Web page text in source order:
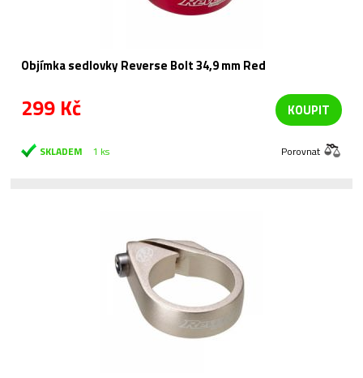
Objímka sedlovky Reverse Bolt 34,9 mm Red
299 Kč KOUPIT
SKLADEM 1 ks Porovnat